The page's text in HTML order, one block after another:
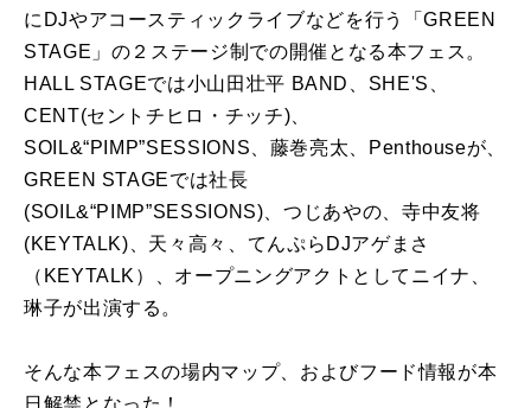
にDJやアコースティックライブなどを行う「GREEN
STAGE」の２ステージ制での開催となる本フェス。
HALL STAGEでは小山田壮平 BAND、SHE'S、
CENT(セントチヒロ・チッチ)、
SOIL&“PIMP”SESSIONS、藤巻亮太、Penthouseが、
GREEN STAGEでは社長
(SOIL&“PIMP”SESSIONS)、つじあやの、寺中友将
(KEYTALK)、天々高々、てんぷらDJアゲまさ
（KEYTALK）、オープニングアクトとしてニイナ、
琳子が出演する。
そんな本フェスの場内マップ、およびフード情報が本
日解禁となった！